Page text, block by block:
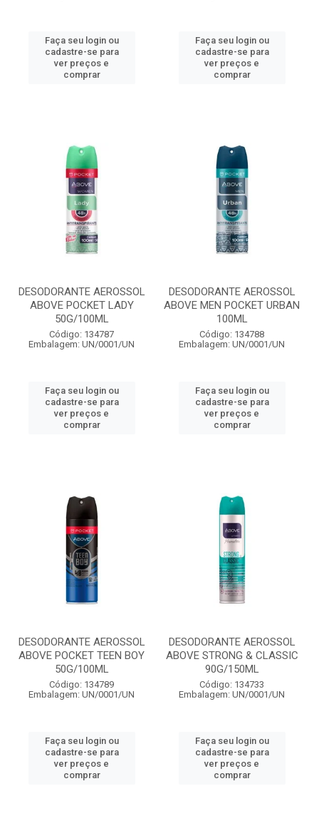
Faça seu login ou
cadastre-se para
ver preços e
comprar
Faça seu login ou
cadastre-se para
ver preços e
comprar
DESODORANTE AEROSSOL
ABOVE POCKET LADY
50G/100ML
Código: 134787
Embalagem: UN/0001/UN
Faça seu login ou
cadastre-se para
ver preços e
comprar
DESODORANTE AEROSSOL
ABOVE MEN POCKET URBAN
100ML
Código: 134788
Embalagem: UN/0001/UN
Faça seu login ou
cadastre-se para
ver preços e
comprar
DESODORANTE AEROSSOL
ABOVE POCKET TEEN BOY
50G/100ML
Código: 134789
Embalagem: UN/0001/UN
Faça seu login ou
cadastre-se para
ver preços e
comprar
DESODORANTE AEROSSOL
ABOVE STRONG & CLASSIC
90G/150ML
Código: 134733
Embalagem: UN/0001/UN
Faça seu login ou
cadastre-se para
ver preços e
comprar